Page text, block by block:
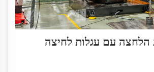
הלחצה עם עגלות לחיצה